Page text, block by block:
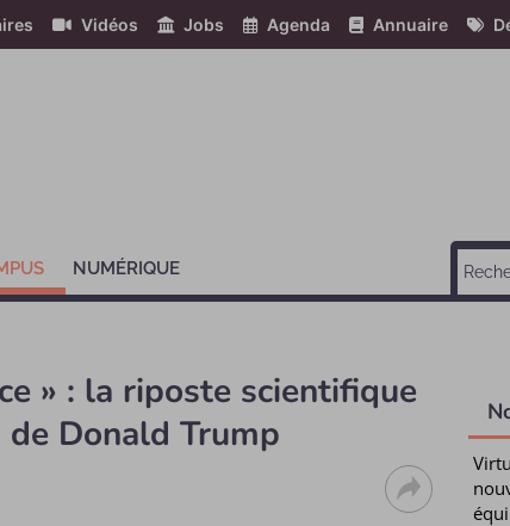
Vidéos Jobs Agenda Annuaire
NUMÉRIQUE
» : la riposte scientifique
Donald Trump